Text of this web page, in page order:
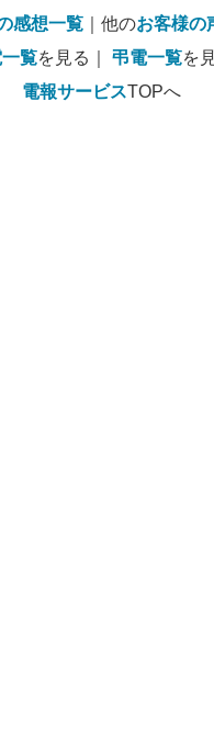
感想一覧 ｜他のお客様の
覧を見る｜ 弔電一覧を
電報サービスTOPへ